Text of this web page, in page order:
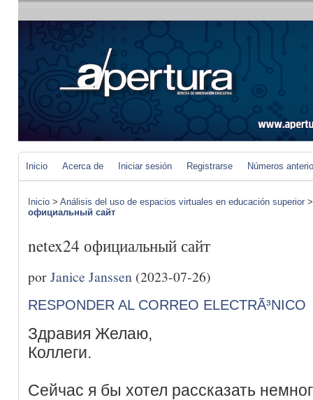
Inicio Acerca de Iniciar sesión Registrarse Números
Inicio > Análisis del uso de espacios virtuales en educación superior
официальный сайт
netex24 официальный сайт
porJanice Janssen (2023-07-26)
RESPONDER AL CORREO ELECTRÃ³NICO
Здравия Желаю,
Коллеги.
Сейчас я бы хотел рассказать